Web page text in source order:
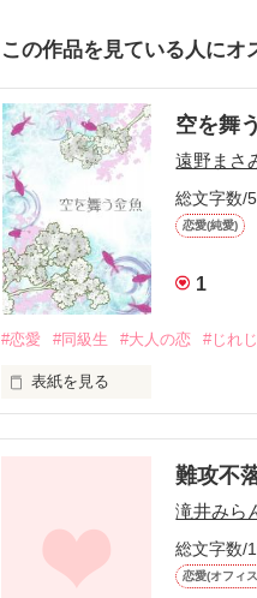
この作品を見ている人にオ
空を舞
遠野まさ
総文字数/
恋愛(純愛)
1
#恋愛 #同級生 #大人の恋 #じれ
表紙を見る
難攻不
滝井みら
総文字数/
恋愛(オフィ